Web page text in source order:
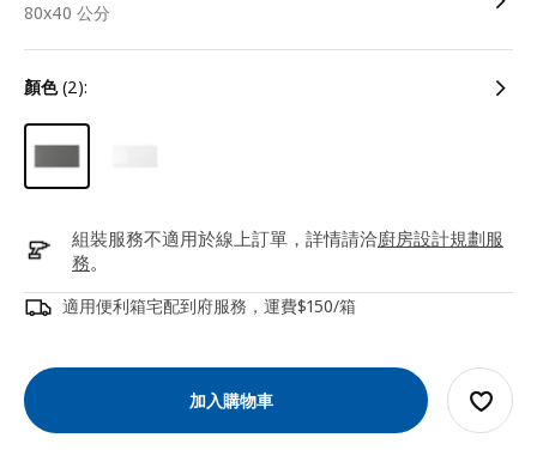
80x40 公分
顏色(2):
組裝服務不適用於線上訂單，詳情請洽廚房設計規劃服
務。
適用便利箱宅配到府服務，運費$150/箱
加入購物車